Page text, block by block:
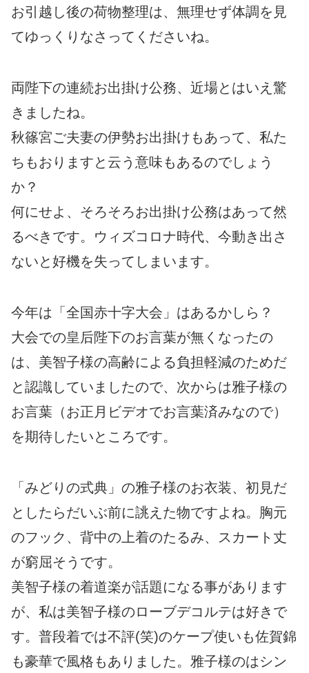
お引越し後の荷物整理は、無理せず体調を見
てゆっくりなさってくださいね。
両陛下の連続お出掛け公務、近場とはいえ驚
きましたね。
秋篠宮ご夫妻の伊勢お出掛けもあって、私た
ちもおりますと云う意味もあるのでしょう
か？
何にせよ、そろそろお出掛け公務はあって然
るべきです。ウィズコロナ時代、今動き出さ
ないと好機を失ってしまいます。
今年は「全国赤十字大会」はあるかしら？
大会での皇后陛下のお言葉が無くなったの
は、美智子様の高齢による負担軽減のためだ
と認識していましたので、次からは雅子様の
お言葉（お正月ビデオでお言葉済みなので）
を期待したいところです。
「みどりの式典」の雅子様のお衣装、初見だ
としたらだいぶ前に誂えた物ですよね。胸元
のフック、背中の上着のたるみ、スカート丈
が窮屈そうです。
美智子様の着道楽が話題になる事があります
が、私は美智子様のローブデコルテは好きで
す。普段着では不評(笑)のケープ使いも佐賀錦
も豪華で風格もありました。雅子様のはシン